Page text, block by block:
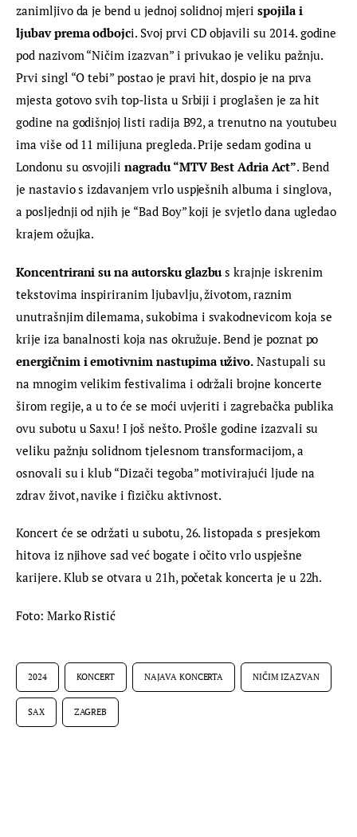
zanimljivo da je bend u jednoj solidnoj mjeri spojila i
ljubav prema odbojci. Svoj prvi CD objavili su 2014. godine
pod nazivom “Ničim izazvan” i privukao je veliku pažnju.
Prvi singl “O tebi” postao je pravi hit, dospio je na prva
mjesta gotovo svih top-lista u Srbiji i proglašen je za hit
godine na godišnjoj listi radija B92, a trenutno na youtubeu
ima više od 11 milijuna pregleda. Prije sedam godina u
Londonu su osvojili nagradu “MTV Best Adria Act”. Bend
je nastavio s izdavanjem vrlo uspješnih albuma i singlova,
a posljednji od njih je “Bad Boy” koji je svjetlo dana ugledao
krajem ožujka.
Koncentrirani su na autorsku glazbu s krajnje iskrenim
tekstovima inspiriranim ljubavlju, životom, raznim
unutrašnjim dilemama, sukobima i svakodnevicom koja se
krije iza banalnosti koja nas okružuje. Bend je poznat po
energičnim i emotivnim nastupima uživo. Nastupali su
na mnogim velikim festivalima i održali brojne koncerte
širom regije, a u to će se moći uvjeriti i zagrebačka publika
ovu subotu u Saxu! I još nešto. Prošle godine izazvali su
veliku pažnju solidnom tjelesnom transformacijom, a
osnovali su i klub “Dizači tegoba” motivirajući ljude na
zdrav život, navike i fizičku aktivnost.
Koncert će se održati u subotu, 26. listopada s presjekom
hitova iz njihove sad već bogate i očito vrlo uspješne
karijere. Klub se otvara u 21h, početak koncerta je u 22h.
Foto: Marko Ristić
2024 KONCERT NAJAVA KONCERTA NIČIM IZAZVAN
SAX ZAGREB